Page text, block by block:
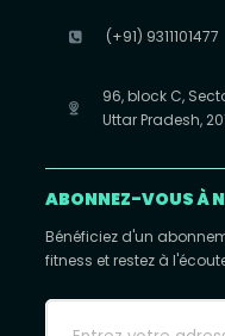
(+91) 9311101477
96, block C,
Uttar Pradesh,
ABONNEZ-VOUS À
Bénéficiez d'un
fitness et restez à